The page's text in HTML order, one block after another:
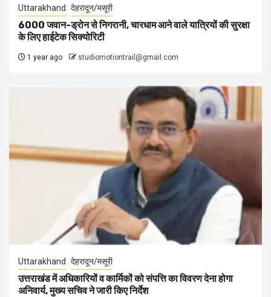
Uttarakhand देहरादून/मसूरी
6000 जवान-ड्रोन से निगरानी, चारधाम आने वाले यात्रियों की सुरक्षा
के लिए हाईटेक सिक्योरिटी
1 year ago studiomotiontrail@gmail.com
Uttarakhand देहरादून/मसूरी
उत्तराखंड में अधिकारियों व कार्मिकों को संपत्ति का विवरण देना होगा
अनिवार्य, मुख्य सचिव ने जारी किए निर्देश